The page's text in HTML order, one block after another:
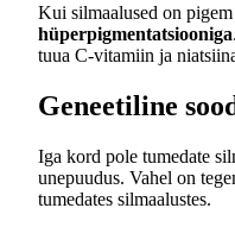
Kui silmaalused on
hüperpigmentatsiooniga
tuua C-vitamiin ja
Geneetiline
Iga kord pole tumedate
unepuudus. Vahel on
tumedates silmaalustes.